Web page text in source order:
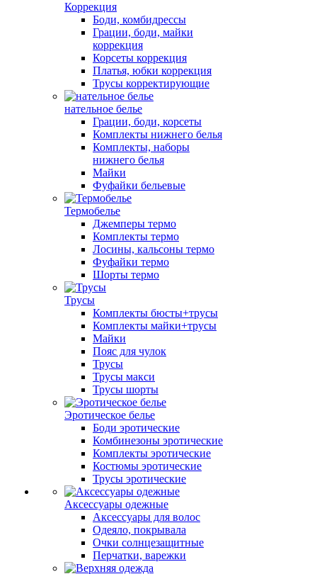
Коррекция
Боди, комбидрессы
Грации, боди, майки
коррекция
Корсеты коррекция
Платья, юбки коррекция
Трусы корректирующие
нательное белье
Грации, боди, корсеты
Комплекты нижнего белья
Комплекты, наборы
нижнего белья
Майки
Фуфайки бельевые
Термобелье
Джемперы термо
Комплекты термо
Лосины, кальсоны термо
Фуфайки термо
Шорты термо
Трусы
Комплекты бюсты+трусы
Комплекты майки+трусы
Майки
Пояс для чулок
Трусы
Трусы макси
Трусы шорты
Эротическое белье
Боди эротические
Комбинезоны эротические
Комплекты эротические
Костюмы эротические
Трусы эротические
Аксессуары одежные
Аксессуары для волос
Одеяло, покрывала
Очки солнцезащитные
Перчатки, варежки